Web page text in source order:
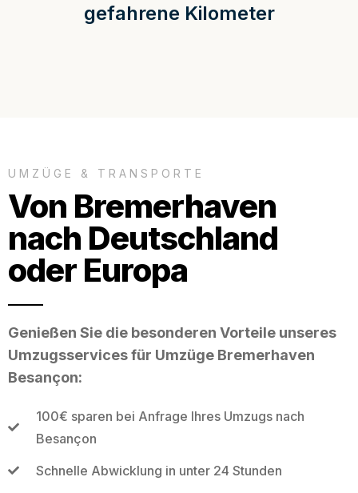
gefahrene Kilometer
UMZÜGE & TRANSPORTE
Von Bremerhaven
nach Deutschland
oder Europa
Genießen Sie die besonderen Vorteile unseres
Umzugsservices für Umzüge Bremerhaven
Besançon:
100€ sparen bei Anfrage Ihres Umzugs nach
Besançon
Schnelle Abwicklung in unter 24 Stunden